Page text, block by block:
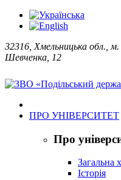
32316, Хмельницька обл.,
Шевченка, 12
ПРО УНІВЕРСИТЕТ
Про
Загальна
Історія